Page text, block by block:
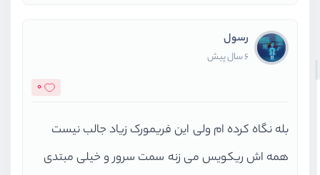
رسول
6 سال پیش
0
بله نگاه کرده ام ولی این فریمورک زیاد جالب نیست
همه اش ریکویس می زنه سمت سرور و خیلی مبتدی